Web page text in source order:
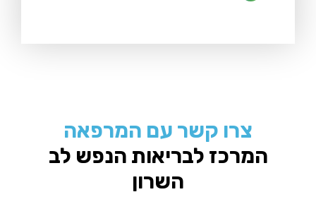
צרו קשר עם המרפאה
המרכז לבריאות הנפש לב
השרון